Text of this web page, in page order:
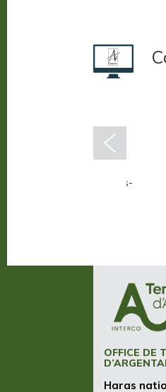
Mairie d'Écouché-les-
OFFICE DE
Haras